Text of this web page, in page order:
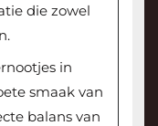
die zowel
in
smaak van
balans van